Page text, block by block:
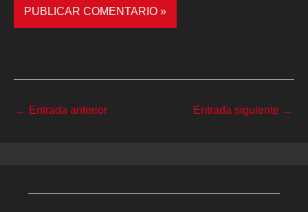
← Entrada anterior Entrada siguiente →